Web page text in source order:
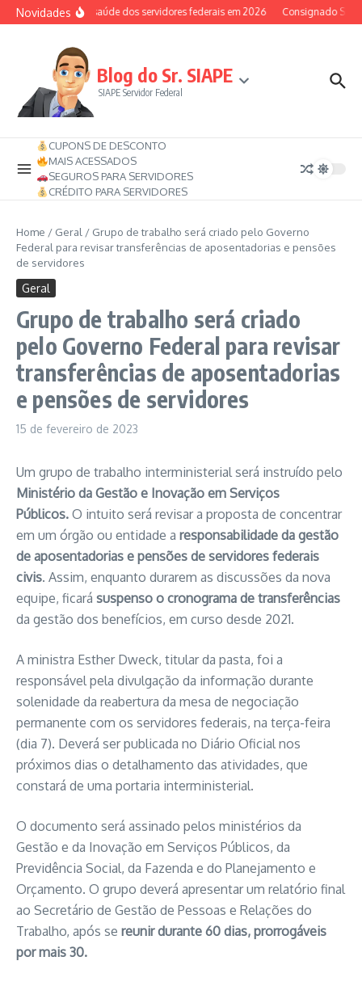
Ir para o conteúdo
NovidadesAuxílio-saúde dos servidores federais em 2026 Consignado
Blog do Sr. SIAPE
SIAPE Servidor Federal
CUPONS DE DESCONTO
MAIS ACESSADOS
SEGUROS PARA SERVIDORES
CRÉDITO PARA SERVIDORES
Home / Geral / Grupo de trabalho será criado pelo Governo
Federal para revisar transferências de aposentadorias e pensões
de servidores
Geral
Grupo de trabalho será criado
pelo Governo Federal para revisar
transferências de aposentadorias
e pensões de servidores
15 de fevereiro de 2023
Um grupo de trabalho interministerial será instruído pelo
Ministério da Gestão e Inovação em Serviços
Públicos. O intuito será revisar a proposta de concentrar
em um órgão ou entidade a responsabilidade da gestão
de aposentadorias e pensões de servidores federais
civis. Assim, enquanto durarem as discussões da nova
equipe, ficará suspenso o cronograma de transferências
da gestão dos benefícios, em curso desde 2021.
A ministra Esther Dweck, titular da pasta, foi a
responsável pela divulgação da informação durante
solenidade da reabertura da mesa de negociação
permanente com os servidores federais, na terça-feira
(dia 7). Deverá ser publicada no Diário Oficial nos
próximos dias o detalhamento das atividades, que
constará de uma portaria interministerial.
O documento será assinado pelos ministérios da
Gestão e da Inovação em Serviços Públicos, da
Previdência Social, da Fazenda e do Planejamento e
Orçamento. O grupo deverá apresentar um relatório final
ao Secretário de Gestão de Pessoas e Relações do
Trabalho, após se reunir durante 60 dias, prorrogáveis
por mais 30.